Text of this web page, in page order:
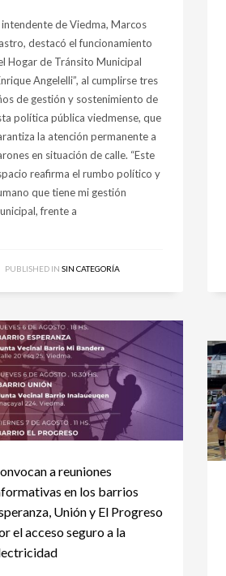
intendente de Viedma, Marcos
destacó el funcionamiento
Hogar de Tránsito Municipal
Angelelli”, al cumplirse tres
de gestión y sostenimiento de
política pública viedmense, que
la atención permanente a
en situación de calle. “Este
reafirma el rumbo político y
que tiene mi gestión
frente a
PUBLISHED IN SIN CATEGORÍA
a reuniones
en los barrios
Unión y El Progreso
el acceso seguro a la